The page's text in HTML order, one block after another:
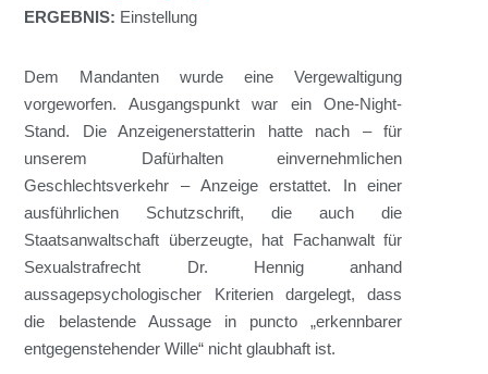
ERGEBNIS: Einstellung
Dem Mandanten wurde eine Vergewaltigung
vorgeworfen. Ausgangspunkt war ein One-Night-
Stand. Die Anzeigenerstatterin hatte nach – für
unserem Dafürhalten einvernehmlichen
Geschlechtsverkehr – Anzeige erstattet. In einer
ausführlichen Schutzschrift, die auch die
Staatsanwaltschaft überzeugte, hat Fachanwalt für
Sexualstrafrecht Dr. Hennig anhand
aussagepsychologischer Kriterien dargelegt, dass
die belastende Aussage in puncto „erkennbarer
entgegenstehender Wille“ nicht glaubhaft ist.